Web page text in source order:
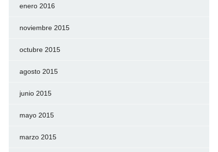
enero 2016
noviembre 2015
octubre 2015
agosto 2015
junio 2015
mayo 2015
marzo 2015